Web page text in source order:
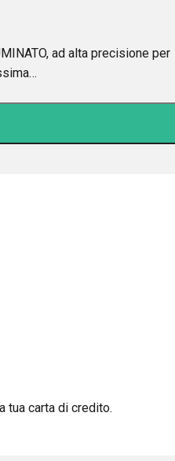
ad alta precisione per
tua carta di credito.